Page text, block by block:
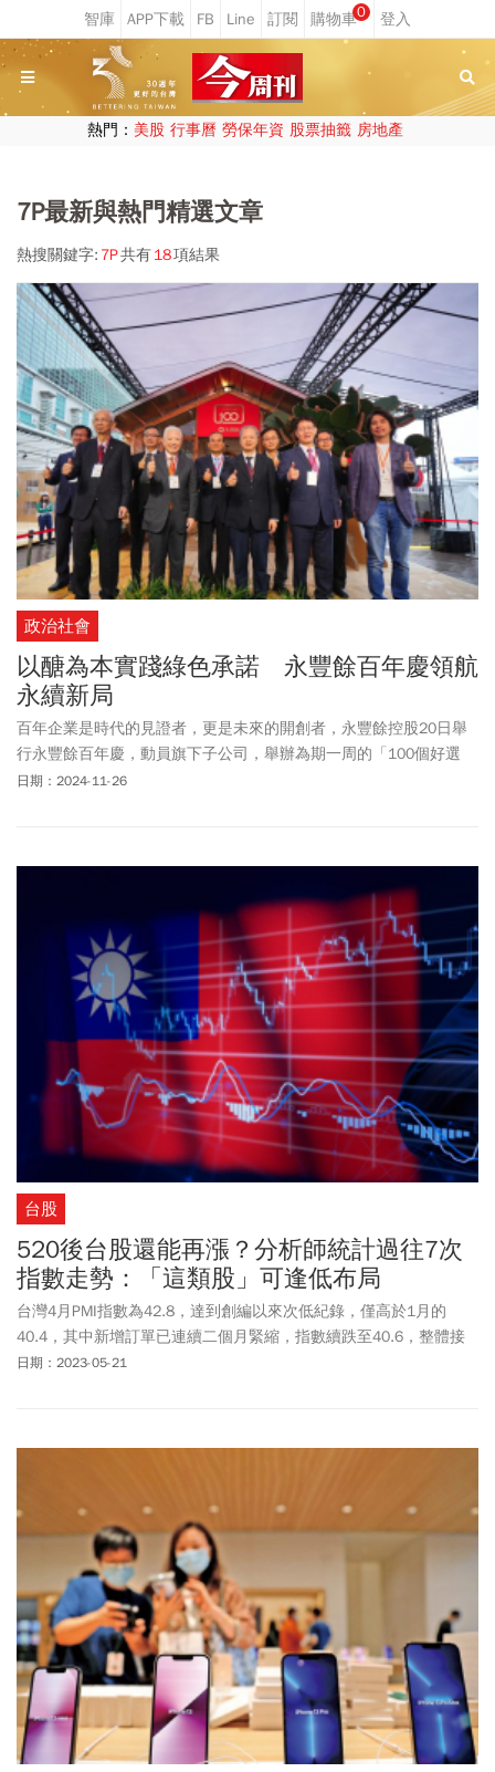
0
熱門： 美股 行事曆 勞保年資 股票抽籤 房地產
7P最新與熱門精選文章
熱搜關鍵字: 7P共有18項結果
政治社會
以醣為本實踐綠色承諾 永豐餘百年慶領航
永續新局
百年企業是時代的見證者，更是未來的開創者，永豐餘控股20日舉
行永豐餘百年慶，動員旗下子公司，舉辦為期一周的「100個好選
擇」百年展，引領全民體驗綠生活的無限可能，實踐百年企業承
日期：2024-11-26
台股
520後台股還能再漲？分析師統計過往7次
指數走勢：「這類股」可逢低布局
台灣4月PMI指數為42.8，達到創編以來次低紀錄，僅高於1月的
40.4，其中新增訂單已連續二個月緊縮，指數續跌至40.6，整體接
單環境惡化。不過非製造業經理人指數NMI，4月指數續揚2.6至
日期：2023-05-21